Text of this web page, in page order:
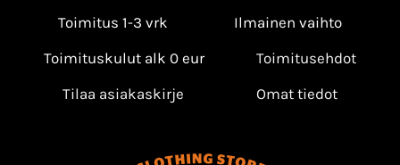
Toimitus 1-3 vrk
Ilmainen vaihto
Toimituskulut alk 0 eur
Toimitusehdot
Tilaa asiakaskirje
Omat tiedot